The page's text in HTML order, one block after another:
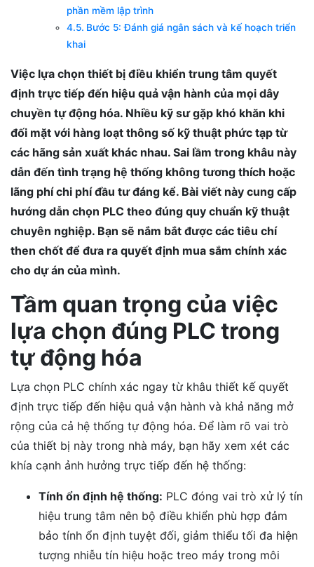
phần mềm lập trình
Bước 5: Đánh giá ngân sách và kế hoạch triển
khai
Việc lựa chọn thiết bị điều khiển trung tâm quyết
định trực tiếp đến hiệu quả vận hành của mọi dây
chuyền tự động hóa. Nhiều kỹ sư gặp khó khăn khi
đối mặt với hàng loạt thông số kỹ thuật phức tạp từ
các hãng sản xuất khác nhau. Sai lầm trong khâu này
dẫn đến tình trạng hệ thống không tương thích hoặc
lãng phí chi phí đầu tư đáng kể. Bài viết này cung cấp
hướng dẫn chọn PLC theo đúng quy chuẩn kỹ thuật
chuyên nghiệp. Bạn sẽ nắm bắt được các tiêu chí
then chốt để đưa ra quyết định mua sắm chính xác
cho dự án của mình.
Tầm quan trọng của việc
lựa chọn đúng PLC trong
tự động hóa
Lựa chọn PLC chính xác ngay từ khâu thiết kế quyết
định trực tiếp đến hiệu quả vận hành và khả năng mở
rộng của cả hệ thống tự động hóa.Để làm rõ vai trò
của thiết bị này trong nhà máy, bạn hãy xem xét các
khía cạnh ảnh hưởng trực tiếp đến hệ thống:
Tính ổn định hệ thống: PLC đóng vai trò xử lý tín
hiệu trung tâm nên bộ điều khiển phù hợp đảm
bảo tính ổn định tuyệt đối, giảm thiểu tối đa hiện
tượng nhiễu tín hiệu hoặc treo máy trong môi